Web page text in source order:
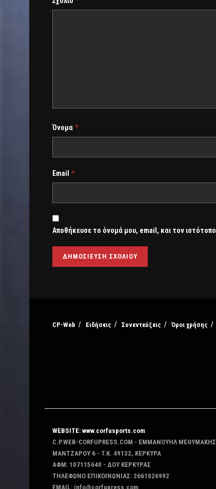
Όνομα *
Email *
Αποθήκευσε το όνομά μου, email, και τον
CP-Web Ειδήσεις Συνεντεύξεις Όροι χρήσης
WEBSITE: www.corfusports.com
C.P.WEB-CORFUPRESS.COM - ΕΜΜΑΝΟΥΗΛ
MANTZAΡΟΥ 6 - T.K. 49132, ΚΕΡΚΥΡΑ
ΑΦΜ: 107115640 - ΔΟΥ ΚΕΡΚΥΡΑΣ
ΤΗΛΕΦΩΝΟ ΕΠΙΚΟΙΝΩΝΙΑΣ: 2661026992
EMAIL: info@corfupress.com